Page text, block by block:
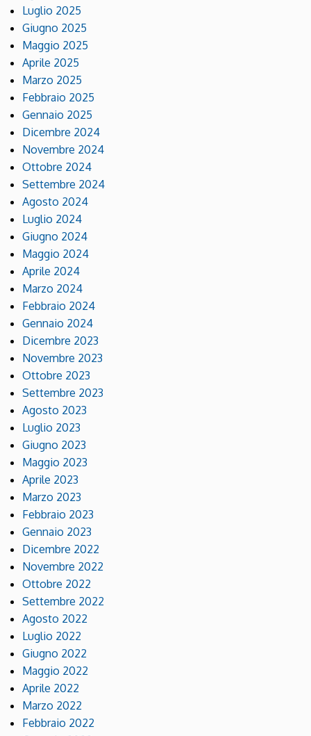
Luglio 2025
Giugno 2025
Maggio 2025
Aprile 2025
Marzo 2025
Febbraio 2025
Gennaio 2025
Dicembre 2024
Novembre 2024
Ottobre 2024
Settembre 2024
Agosto 2024
Luglio 2024
Giugno 2024
Maggio 2024
Aprile 2024
Marzo 2024
Febbraio 2024
Gennaio 2024
Dicembre 2023
Novembre 2023
Ottobre 2023
Settembre 2023
Agosto 2023
Luglio 2023
Giugno 2023
Maggio 2023
Aprile 2023
Marzo 2023
Febbraio 2023
Gennaio 2023
Dicembre 2022
Novembre 2022
Ottobre 2022
Settembre 2022
Agosto 2022
Luglio 2022
Giugno 2022
Maggio 2022
Aprile 2022
Marzo 2022
Febbraio 2022